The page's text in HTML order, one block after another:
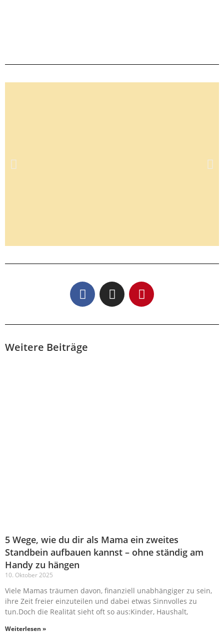
Kennenlerntermin
vereinbaren
Du hast Fragen oder möchtest mit mir
kennenzulernen.
Weitere Beiträge
5 Wege, wie du dir als Mama ein zweites
Standbein aufbauen kannst – ohne ständig am
Handy zu hängen
10. Oktober 2025
Viele Mamas träumen davon, finanziell unabhängiger zu sein,
ihre Zeit freier einzuteilen und dabei etwas Sinnvolles zu
tun.Doch die Realität sieht oft so aus:Kinder, Haushalt,
Weiterlesen »